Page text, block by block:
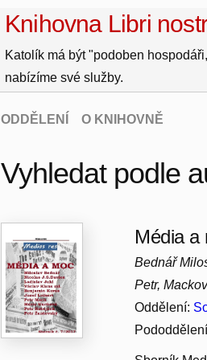
Knihovna Libri
Katolík má být "podoben
nabízíme své služby.
ODDĚLENÍ O KNIHOVNĚ
Vyhledat podle
Média a
Bednář
Petr,
Oddělení: